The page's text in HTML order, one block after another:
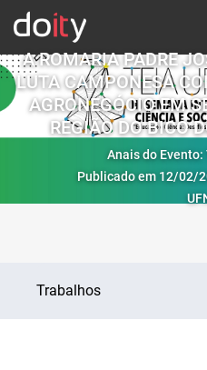
A ROMARIA PADRE
LUTA CAMPONESA
AGRONEGÓCIO EM
REGIÃO DO BICO
Anais do Evento:
Publicado em 12/02/
Trabalhos